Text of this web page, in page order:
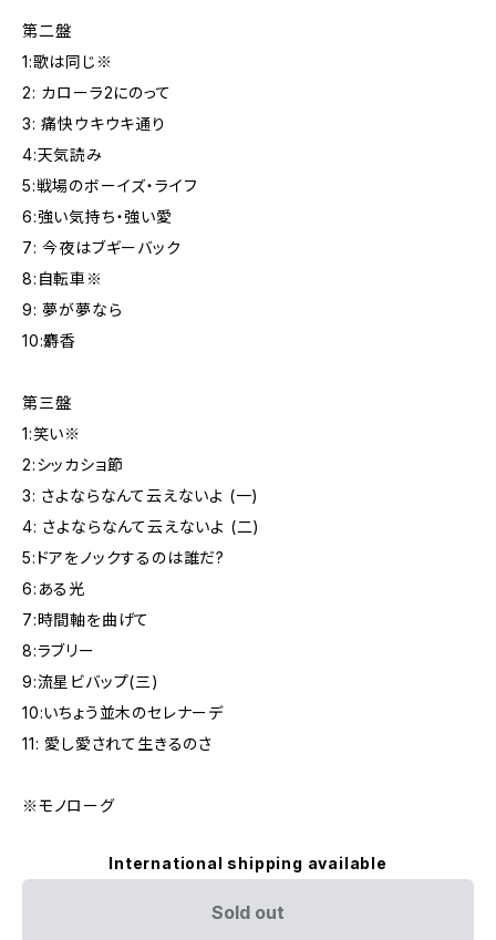
第二盤
1:歌は同じ※
2: カローラ2にのって
3: 痛快ウキウキ通り
4:天気読み
5:戦場のボーイズ・ライフ
6:強い気持ち・強い愛
7: 今夜はブギーバック
8:自転車※
9: 夢が夢なら
10:麝香
第三盤
1:笑い※
2:シッカショ節
3: さよならなんて云えないよ (一)
4: さよならなんて云えないよ (二)
5:ドアをノックするのは誰だ?
6:ある光
7:時間軸を曲げて
8:ラブリー
9:流星ビバップ(三)
10:いちょう並木のセレナーデ
11: 愛し愛されて生きるのさ
※モノローグ
International shipping available
Sold out